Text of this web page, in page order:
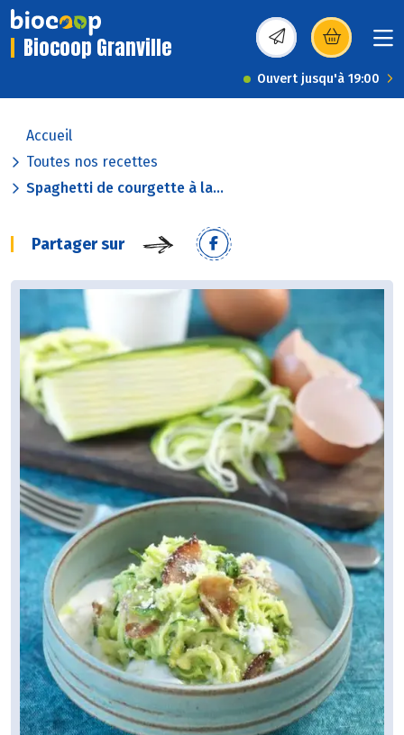
Biocoop Granville (s’ouvre dans une
Ouvert jusqu'à 19:00
Accueil
Toutes nos recettes
Spaghetti de courgette à la...
Partager sur